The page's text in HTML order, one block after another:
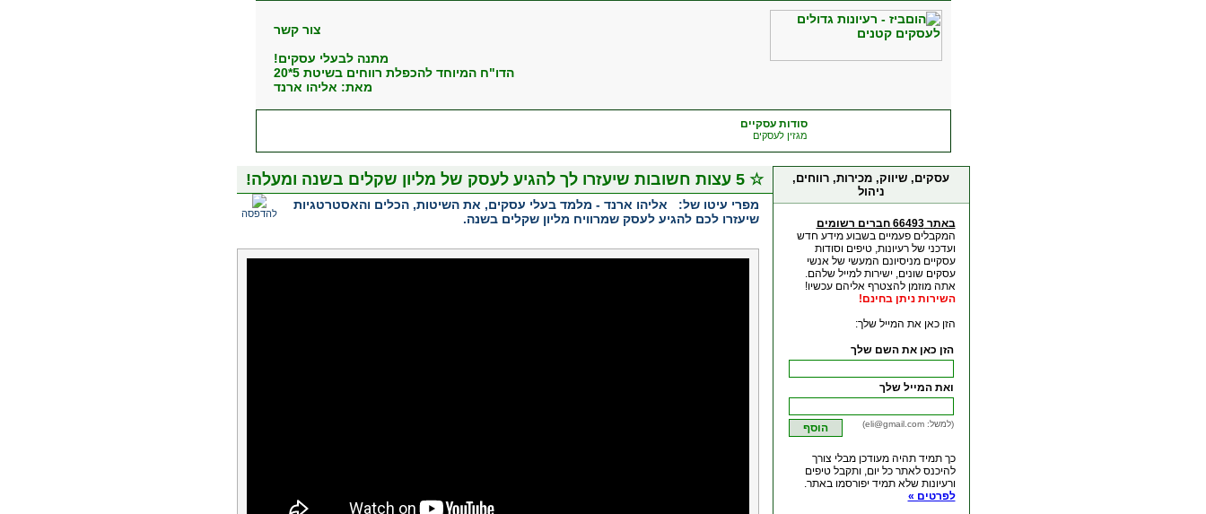
צור קשר
מתנה לבעלי עסקים!
הדו"ח המיוחד להכפלת רווחים בשיטת 5*20
מאת: אליהו ארנד
סודות עסקיים
מגזין לעסקים
עסקים, שיווק, מכירות, רווחים,
ניהול
באתר 66493 חברים רשומים
המקבלים פעמיים בשבוע מידע חדש
ועדכני של רעיונות, טיפים וסודות
עסקיים מניסיונם המעשי של אנשי
עסקים שונים, ישירות למייל שלהם.
אתה מוזמן להצטרף אליהם עכשיו!
השירות ניתן בחינם!
הזן כאן את המייל שלך:
הזן כאן את השם שלך
ואת המייל שלך
(למשל: eli@gmail.com)
כך תמיד תהיה מעודכן מבלי צורך
להיכנס לאתר כל יום, ותקבל טיפים
ורעיונות שלא תמיד יפורסמו באתר.
לפרטים »
☆ 5 עצות חשובות שיעזרו לך להגיע לעסק של מליון שקלים בשנה ומעלה!
מפרי עיטו של:
אליהו ארנד - מלמד בעלי עסקים, את השיטות, הכלים והאסטרטגיות
שיעזרו לכם להגיע לעסק שמרוויח מליון שקלים בשנה.
להדפסה